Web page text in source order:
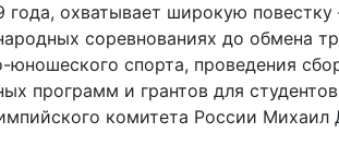
охватывает широкую
соревнованиях до обмена
­юношеского спорта, проведения
программ и грантов для
комитета России Михаил